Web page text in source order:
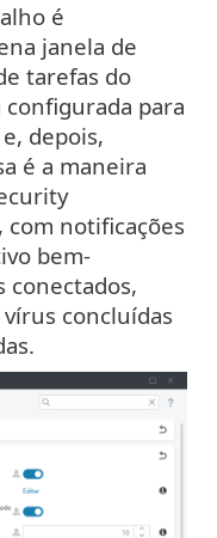
é
janela de
tarefas do
configurada para
depois,
é a maneira
com notificações
bem-
conectados,
concluídas